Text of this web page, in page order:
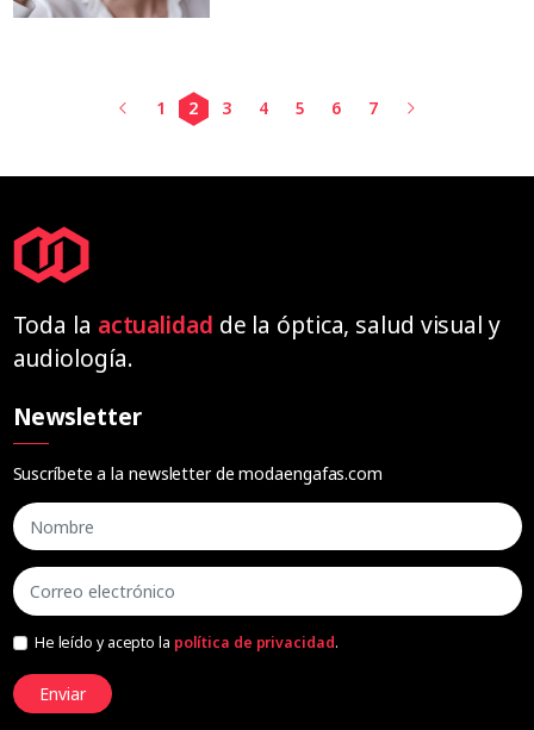
1 2 3 4 5 6 7
Toda la actualidad de la óptica, salud visual y
audiología.
Newsletter
Suscríbete a la newsletter de modaengafas.com
He leído y acepto la política de privacidad.
Enviar